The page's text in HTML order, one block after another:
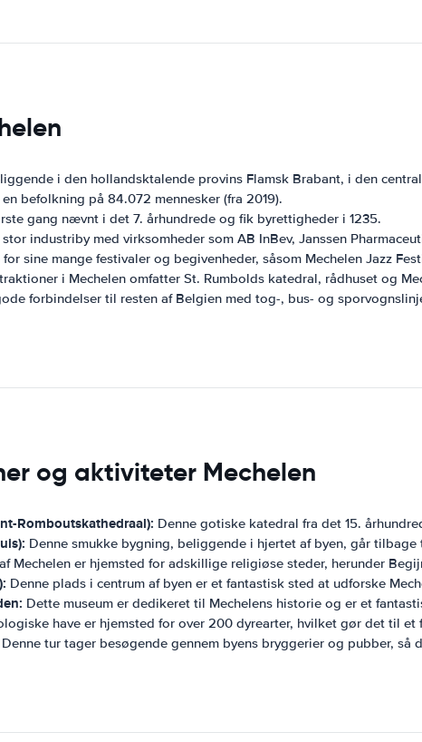
i den hollandsktalende provins Flamsk Brabant, i den
en befolkning på 84.072 mennesker (fra 2019).
gang nævnt i det 7. århundrede og fik byrettigheder i 1235.
stor industriby med virksomheder som AB InBev, Janssen
sine mange festivaler og begivenheder, såsom Mechelen Jazz
i Mechelen omfatter St. Rumbolds katedral, rådhuset og
forbindelser til resten af ​​Belgien med tog-, bus- og
og aktiviteter Mechelen
Romboutskathedraal): Denne gotiske katedral fra det 15.
Denne smukke bygning, beliggende i hjertet af byen, går
Mechelen er hjemsted for adskillige religiøse steder, herunder
Denne plads i centrum af byen er et fantastisk sted at udforske
Dette museum er dedikeret til Mechelens historie og er et
have er hjemsted for over 200 dyrearter, hvilket gør det til
Denne tur tager besøgende gennem byens bryggerier og pubber, så